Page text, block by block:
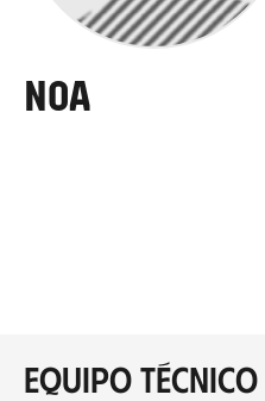
Noa
Equipo Técnico